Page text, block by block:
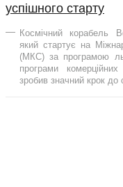
успішного старту
Космічний корабель
який стартує на
(МКС) за програмою
програми
зробив значний крок до